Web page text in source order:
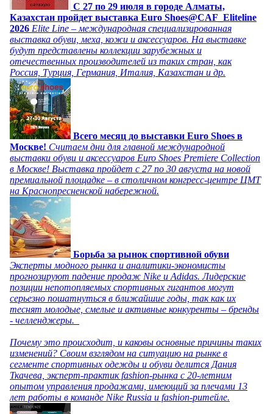
C 27 по 29 июля в городе Алматы,
Казахстан пройдет выставка Euro Shoes@CAF_Eliteline
2026 Elite Line – международная специализированная
выставка обуви, меха, кожи и аксессуаров. На выставке
будут представлены коллекции зарубежных и
отечественных производителей из таких стран, как
Россия, Турция, Германия, Италия, Казахстан и др.
Всего месяц до выставки Euro Shoes в
Москве! Считаем дни для главной международной
выставки обуви и аксессуаров Euro Shoes Premiere Collection
в Москве! Выставка пройдет с 27 по 30 августа на новой
премиальной площадке – в столичном конгресс-центре ЦМТ
на Краснопресненской набережной.
Борьба за рынок спортивной обуви
Эксперты модного рынка и аналитики-экономисты
прогнозируют падение продаж Nike и Adidas. Лидерские
позиции непотопляемых спортивных гигантов могут
серьезно пошатнуться в ближайшие годы, так как их
теснят молодые, смелые и активные конкуренты – бренды
- челленджеры.
Почему это происходит, и каковы основные причины таких
изменений? Своим взглядом на ситуацию на рынке в
сегменте спортивных одежды и обуви делится Дания
Ткачева, эксперт-практик fashion-рынка с 20-летним
опытом управления продажами, имеющий за плечами 13
лет работы в команде Nike Russia и fashion-ритейле.